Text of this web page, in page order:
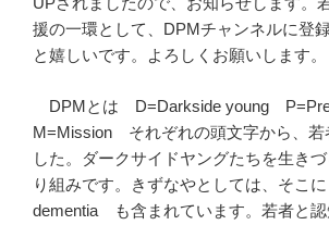
援の一環として、DPMチャンネルに登
と嬉しいです。よろしくお願いします。
DPMとは D=Darkside young
M=Mission それぞれの頭文字から、若
した。ダークサイドヤングたちを生き
り組みです。きずなやとしては、そ
dementia も含まれています。若者と